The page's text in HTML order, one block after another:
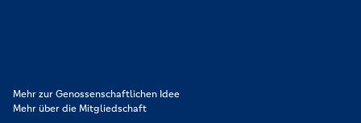
Mehr zur Genossenschaftlichen Idee
Mehr über die Mitgliedschaft